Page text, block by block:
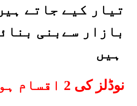
تیار کیے جاتے
بازار سے بنی
:نوڈلز کی 2 اقسام ہوتی ہیں